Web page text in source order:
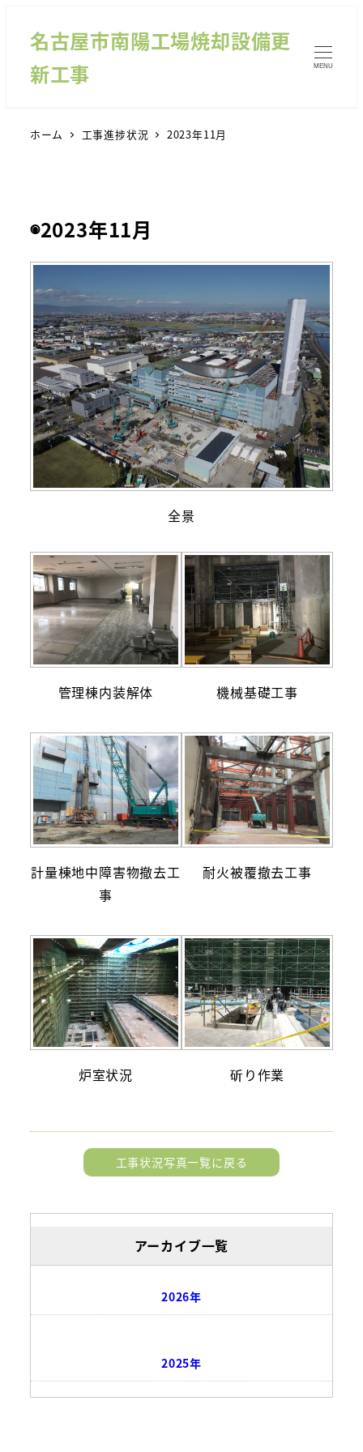
名古屋市南陽工場焼却設備更
新工事
MENU
ホーム 工事進捗状況 2023年11月
アーカイブ一覧
2026年
2025年
◉2023年11月
全景
管理棟内装解体 機械基礎工事
計量棟地中障害物撤去工
事
耐火被覆撤去工事
炉室状況 斫り作業
工事状況写真一覧に戻る